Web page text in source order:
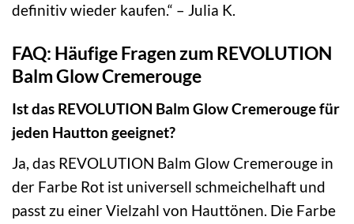
definitiv wieder kaufen.“ – Julia K.
FAQ: Häufige Fragen zum REVOLUTION
Balm Glow Cremerouge
Ist das REVOLUTION Balm Glow Cremerouge für
jeden Hautton geeignet?
Ja, das REVOLUTION Balm Glow Cremerouge in
der Farbe Rot ist universell schmeichelhaft und
passt zu einer Vielzahl von Hauttönen. Die Farbe